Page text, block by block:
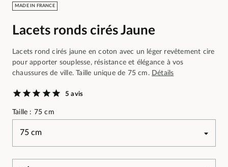
MADE IN FRANCE
Lacets ronds cirés Jaune
Lacets rond cirés jaune en coton avec un léger revêtement cire
pour apporter souplesse, résistance et élégance à vos
chaussures de ville. Taille unique de 75 cm. Détails
5 avis
Taille : 75 cm